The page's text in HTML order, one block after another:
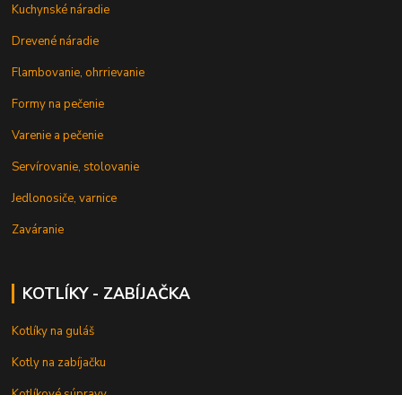
Kuchynské náradie
Drevené náradie
Flambovanie, ohrrievanie
Formy na pečenie
Varenie a pečenie
Servírovanie, stolovanie
Jedlonosiče, varnice
Zaváranie
KOTLÍKY - ZABÍJAČKA
Kotlíky na guláš
Kotly na zabíjačku